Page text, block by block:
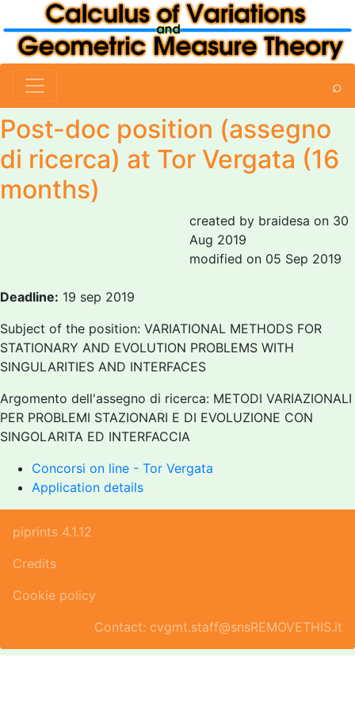
⌕
Post-doc position (assegno
di ricerca) at Tor Vergata (16
months)
created by braidesa on 30
Aug 2019
modified on 05 Sep 2019
Deadline: 19 sep 2019
Subject of the position: VARIATIONAL METHODS FOR
STATIONARY AND EVOLUTION PROBLEMS WITH
SINGULARITIES AND INTERFACES
Argomento dell'assegno di ricerca: METODI VARIAZIONALI
PER PROBLEMI STAZIONARI E DI EVOLUZIONE CON
SINGOLARITA ED INTERFACCIA
Concorsi on line - Tor Vergata
Application details
piprints 4.1.12
Credits
Cookie policy
Contact: cvgmt.staff@snsREMOVETHIS.it